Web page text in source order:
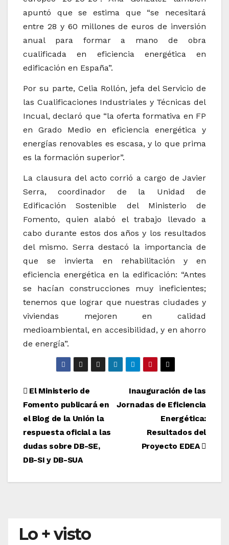
apuntó que se estima que “se necesitará
entre 28 y 60 millones de euros de inversión
anual para formar a mano de obra
cualificada en eficiencia energética en
edificación en España”.
Por su parte, Celia Rollón, jefa del Servicio de
las Cualificaciones Industriales y Técnicas del
Incual, declaró que “la oferta formativa en FP
en Grado Medio en eficiencia energética y
energías renovables es escasa, y lo que prima
es la formación superior”.
La clausura del acto corrió a cargo de Javier
Serra, coordinador de la Unidad de
Edificación Sostenible del Ministerio de
Fomento, quien alabó el trabajo llevado a
cabo durante estos dos años y los resultados
del mismo. Serra destacó la importancia de
que se invierta en rehabilitación y en
eficiencia energética en la edificación: “Antes
se hacían construcciones muy ineficientes;
tenemos que lograr que nuestras ciudades y
viviendas mejoren en calidad
medioambiental, en accesibilidad, y en ahorro
de energía”.
Navegación
de
entradas
Inauguración de las
Jornadas de Eficiencia
Energética:
Resultados del
Proyecto EDEA
El Ministerio de
Fomento publicará en
el Blog de la Unión la
respuesta oficial a las
dudas sobre DB-SE,
DB-SI y DB-SUA
Lo + visto